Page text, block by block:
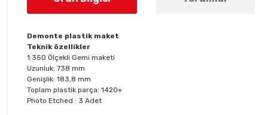
Demonte plastik maket
Teknik özellikler
1:350 Ölçekli Gemi maketi
Uzunluk: 738 mm
Genişlik: 183,8 mm
Toplam plastik parça: 1420+
Photo Etched : 3 Adet